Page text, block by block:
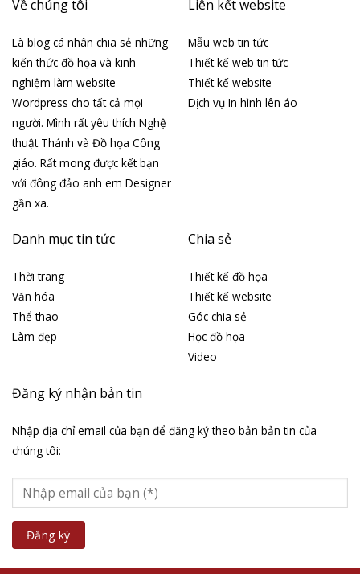
Về chúng tôi
Là blog cá nhân chia sẻ những
kiến thức đồ họa và kinh
nghiệm làm website
Wordpress cho tất cả mọi
người. Mình rất yêu thích Nghệ
thuật Thánh và Đồ họa Công
giáo. Rất mong được kết bạn
với đông đảo anh em Designer
gần xa.
Liên kết website
Mẫu web tin tức
Thiết kế web tin tức
Thiết kế website
Dịch vụ In hình lên áo
Danh mục tin tức
Thời trang
Văn hóa
Thể thao
Làm đẹp
Chia sẻ
Thiết kế đồ họa
Thiết kế website
Góc chia sẻ
Học đồ họa
Video
Đăng ký nhận bản tin
Nhập địa chỉ email của bạn để đăng ký theo bản bản tin của
chúng tôi: